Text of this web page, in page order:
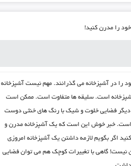
را مدرن کنید!
را در آشپزخانه می گذرانند. مهم نیست آشپزخانه
است. سلیقه ها متفاوت است. ممکن است
دیگر فضایی خلوت و شیک با رنگ های خنثی دوست
است. خبر خوش این است که یک آشپزخانه مدرن و
اگر بگویم لازمه داشتن یک آشپزخانه امروزی
گاهی با تغییرات کوچک هم می توان فضایی